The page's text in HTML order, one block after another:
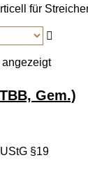
für
Gem.)
§19